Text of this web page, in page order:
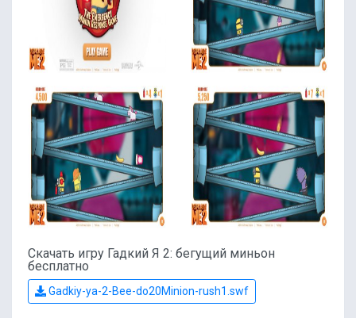
Скачать игру Гадкий Я 2: бегущий миньон
бесплатно
Gadkiy-ya-2-Bee-do20Minion-rush1.swf